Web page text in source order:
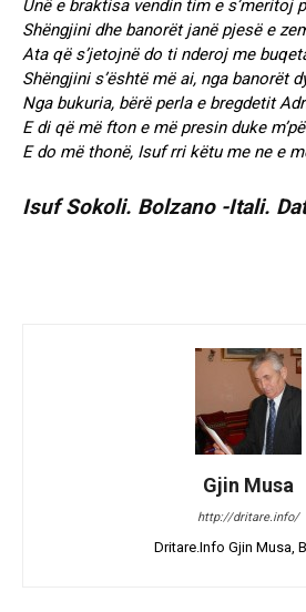
Unë e braktisa vendin tim e s’meritoj
Shëngjini dhe banorët janë pjesë e
Ata që s’jetojnë do ti nderoj me
Shëngjini s’është më ai, nga banorët
Nga bukuria, bërë perla e bregdetit
E di që më fton e më presin duke
E do më thonë, Isuf rri këtu me ne e
Isuf Sokoli. Bolzano -Itali.
Gjin Musa
http://dritare.info/
Dritare.Info Gjin Musa,